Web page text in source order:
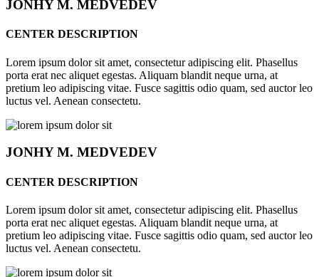
JONHYM. MEDVEDEV
CENTER DESCRIPTION
Lorem ipsum dolor sit amet, consectetur adipiscing elit. Phasellus
porta erat nec aliquet egestas. Aliquam blandit neque urna, at
pretium leo adipiscing vitae. Fusce sagittis odio quam, sed auctor leo
luctus vel. Aenean consectetu.
JONHYM. MEDVEDEV
CENTER DESCRIPTION
Lorem ipsum dolor sit amet, consectetur adipiscing elit. Phasellus
porta erat nec aliquet egestas. Aliquam blandit neque urna, at
pretium leo adipiscing vitae. Fusce sagittis odio quam, sed auctor leo
luctus vel. Aenean consectetu.